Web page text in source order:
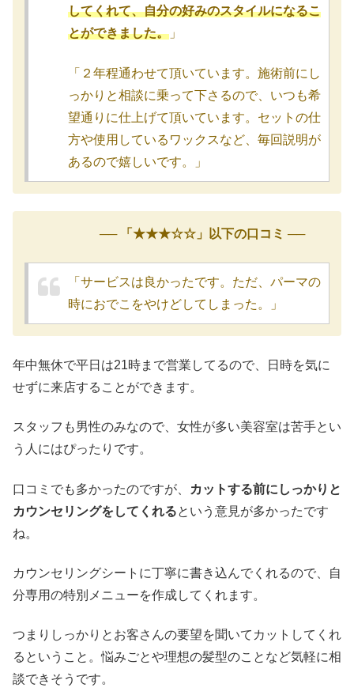
してくれて、自分の好みのスタイルになるこ
とができました。 」
「２年程通わせて頂いています。施術前にし
っかりと相談に乗って下さるので、いつも希
望通りに仕上げて頂いています。セットの仕
方や使用しているワックスなど、毎回説明が
あるので嬉しいです。」
── 「★★★☆☆」以下の口コミ ──
「サービスは良かったです。ただ、パーマの
時におでこをやけどしてしまった。」
年中無休で平日は21時まで営業してるので、日時を気に
せずに来店することができます。
スタッフも男性のみなので、女性が多い美容室は苦手とい
う人にはぴったりです。
口コミでも多かったのですが、
カットする前にしっかりと
カウンセリングをしてくれるという意見が多かったです
ね。
カウンセリングシートに丁寧に書き込んでくれるので、自
分専用の特別メニューを作成してくれます。
つまりしっかりとお客さんの要望を聞いてカットしてくれ
るということ。悩みごとや理想の髪型のことなど気軽に相
談できそうです。